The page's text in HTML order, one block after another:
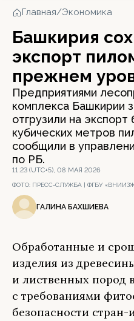
Главная/Экономика
Башкирия
экспорт
прежнем
Предприятиями
комплекса Башкирии
отгрузили на экспорт
кубических метров
сообщили в
по РБ.
11:23 (UTC+5), 08 МАЯ 2026
ФОТО: ПРЕСС-СЛУЖБА | ФГБУ
ГАЛИНА БАХШИЕВА
Обработанные и
изделия из
и лиственных пород
с требованиями
безопасности стран-